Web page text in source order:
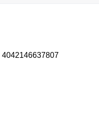
4042146637807